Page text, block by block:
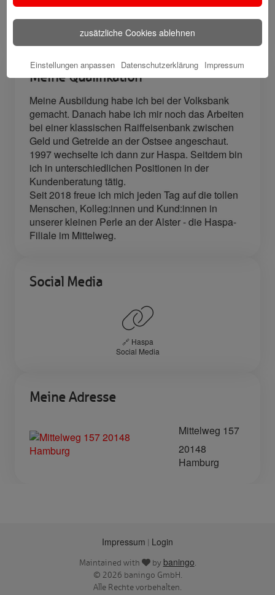
Meine Qualifikation
Meine Ausbildung habe ich bei der Volksbank
gemacht. Danach habe ich mir noch das Arbeiten
bei einer klassischen Raiffeisenbank zwischen
Geld und Getreide an der Ostsee angeschaut.
1997 wechselte ich dann zur Haspa. Seitdem bin
ich in unterschiedlichen Positionen in der
Kundenberatung tätig.
Seit 2018 freue ich mich jeden Tag auf die tollen
Menschen, Kolleg:innen und Kund:innen in
unserer kleinen Perle an der Alster - die Haspa-
Filiale im Mittelweg.
Social Media
🔗 Haspa
Social Media
Meine Adresse
Mittelweg 157
20148
Hamburg
Impressum | Login
Maintained with by baningo
© 2026 baningo GmbH.
Alle Rechte vorbehalten.
zusätzliche Cookies ablehnen
Einstellungen anpassen Datenschutzerklärung Impressum